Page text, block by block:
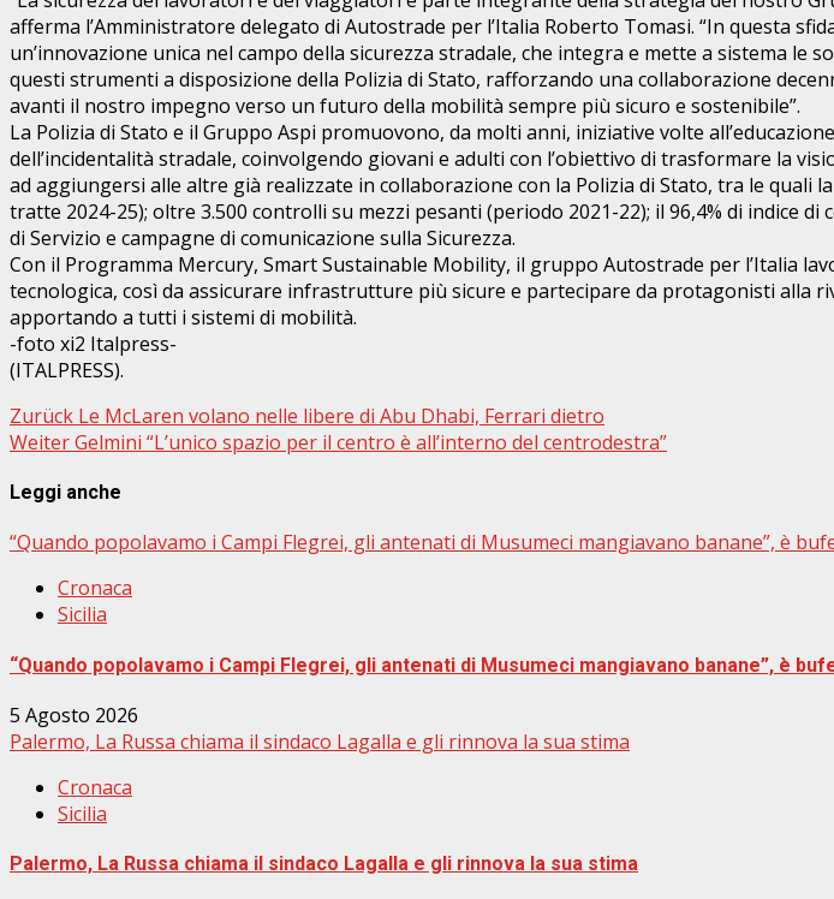
afferma l’Amministratore delegato di Autostrade per l’Italia Roberto Tomasi. “In questa
un’innovazione unica nel campo della sicurezza stradale, che integra e mette a sistema
questi strumenti a disposizione della Polizia di Stato, rafforzando una collaborazione
avanti il nostro impegno verso un futuro della mobilità sempre più sicuro e sostenibile”.
La Polizia di Stato e il Gruppo Aspi promuovono, da molti anni, iniziative volte
dell’incidentalità stradale, coinvolgendo giovani e adulti con l’obiettivo di trasformare la
ad aggiungersi alle altre già realizzate in collaborazione con la Polizia di Stato, tra le quali
tratte 2024-25); oltre 3.500 controlli su mezzi pesanti (periodo 2021-22); il 96,4% di indice
di Servizio e campagne di comunicazione sulla Sicurezza.
Con il Programma Mercury, Smart Sustainable Mobility, il gruppo Autostrade per l’Italia
tecnologica, così da assicurare infrastrutture più sicure e partecipare da protagonisti alla
apportando a tutti i sistemi di mobilità.
-foto xi2 Italpress-
(ITALPRESS).
Beitragsnavigation
Zurück Le McLaren volano nelle libere di Abu Dhabi, Ferrari dietro
WeiterGelmini “L’unico spazio per il centro è all’interno del centrodestra”
Leggi anche
“Quando popolavamo i Campi Flegrei, gli antenati di Musumeci mangiavano banane”, è
Cronaca
Sicilia
“Quando popolavamo i Campi Flegrei, gli antenati di Musumeci mangiavano banane”, è
5 Agosto 2026
Palermo, La Russa chiama il sindaco Lagalla e gli rinnova la sua stima
Cronaca
Sicilia
Palermo, La Russa chiama il sindaco Lagalla e gli rinnova la sua stima